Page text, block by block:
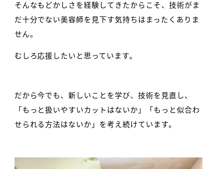
そんなもどかしさを経験してきたからこそ、技術がま
だ十分でない美容師を見下す気持ちはまったくありま
せん。
むしろ応援したいと思っています。
だから今でも、新しいことを学び、技術を見直し、
「もっと扱いやすいカットはないか」「もっと似合わ
せられる方法はないか」を考え続けています。